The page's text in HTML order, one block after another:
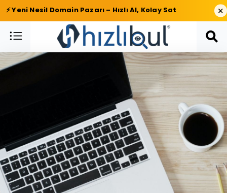
⚡ Yeni Nesil Domain Pazarı – Hızlı Al, Kolay Sat ×